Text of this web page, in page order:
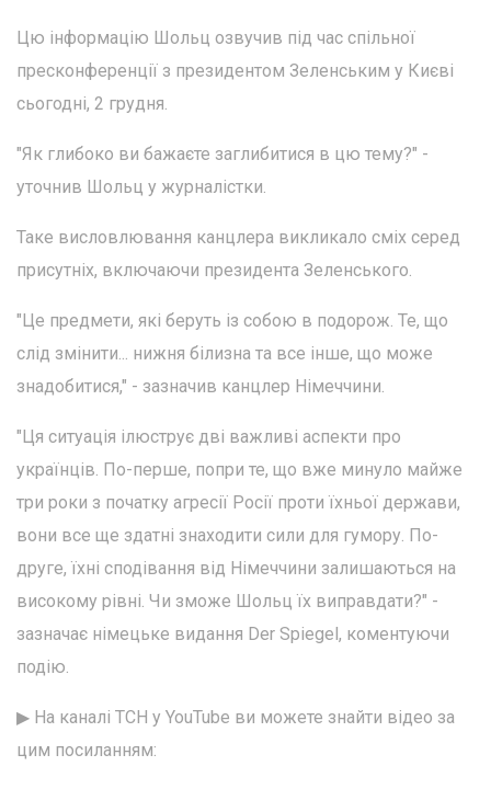
Цю інформацію Шольц озвучив під час спільної
пресконференції з президентом Зеленським у Києві
сьогодні, 2 грудня.
"Як глибоко ви бажаєте заглибитися в цю тему?" -
уточнив Шольц у журналістки.
Таке висловлювання канцлера викликало сміх серед
присутніх, включаючи президента Зеленського.
"Це предмети, які беруть із собою в подорож. Те, що
слід змінити... нижня білизна та все інше, що може
знадобитися," - зазначив канцлер Німеччини.
"Ця ситуація ілюструє дві важливі аспекти про
українців. По-перше, попри те, що вже минуло майже
три роки з початку агресії Росії проти їхньої держави,
вони все ще здатні знаходити сили для гумору. По-
друге, їхні сподівання від Німеччини залишаються на
високому рівні. Чи зможе Шольц їх виправдати?" -
зазначає німецьке видання Der Spiegel, коментуючи
подію.
▶ На каналі ТСН у YouTube ви можете знайти відео за
цим посиланням: